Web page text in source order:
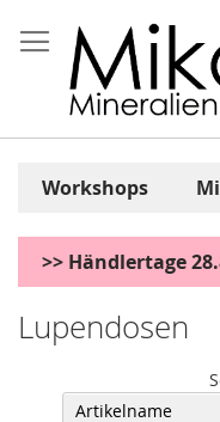
Inhalt
springen
Workshops
>> Händlertage
Lupendosen